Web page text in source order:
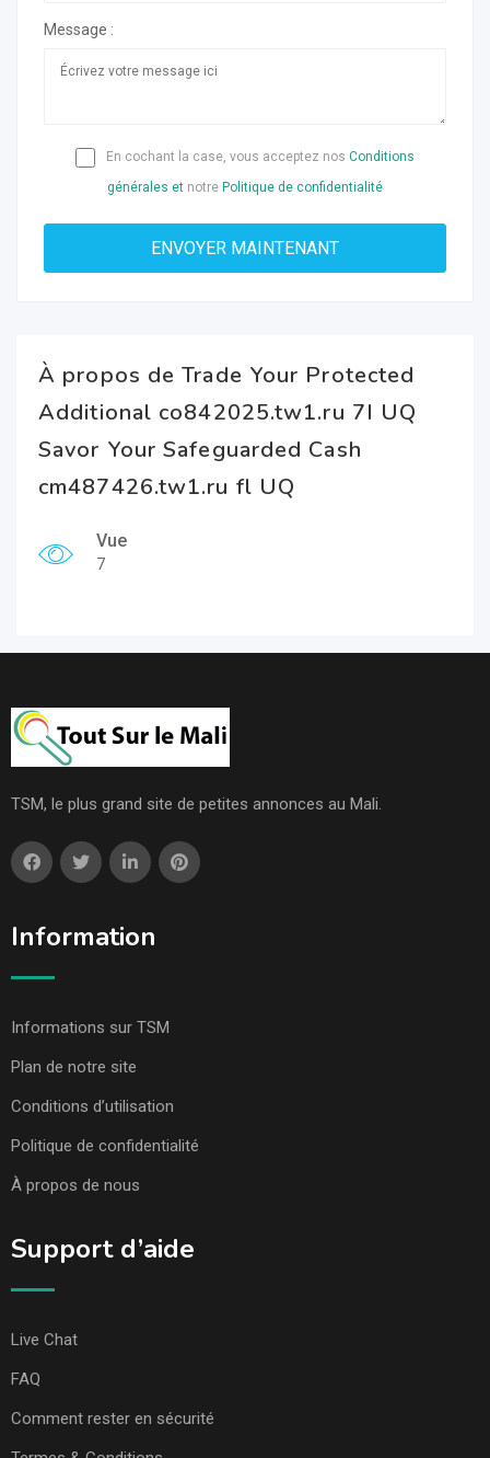
Message :
En cochant la case, vous acceptez nos Conditions
générales et notre Politique de confidentialité
À propos de Trade Your Protected
Additional co842025.tw1.ru 7I UQ
Savor Your Safeguarded Cash
cm487426.tw1.ru fl UQ
Vue
7
TSM, le plus grand site de petites annonces au Mali.
Information
Informations sur TSM
Plan de notre site
Conditions d’utilisation
Politique de confidentialité
À propos de nous
Support d’aide
Live Chat
FAQ
Comment rester en sécurité